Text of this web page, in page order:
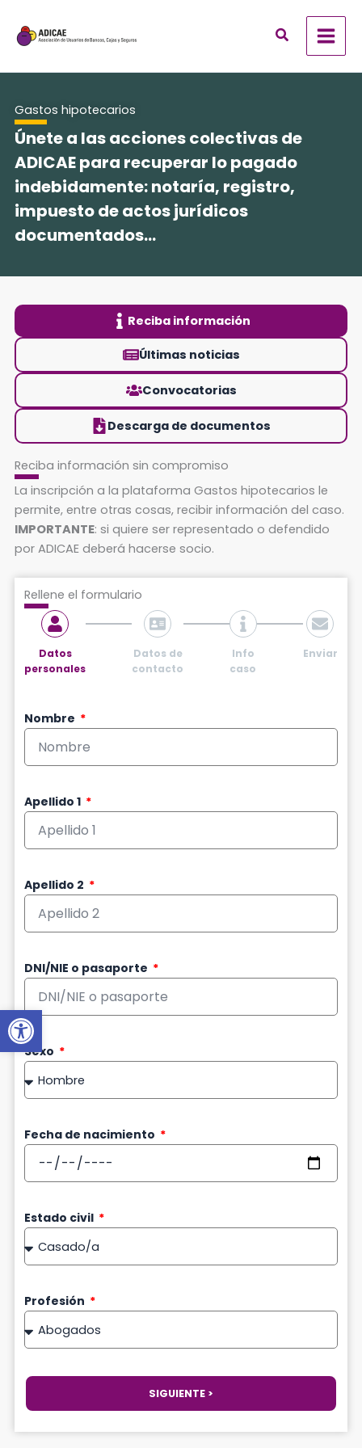
Abrir barra de herramientas
contenido
Gastos hipotecarios
Únete a las acciones colectivas de
ADICAE para recuperar lo pagado
indebidamente: notaría, registro,
impuesto de actos jurídicos
documentados...
Reciba información
Últimas noticias
Convocatorias
Descarga de documentos
Reciba información sin compromiso
La inscripción a la plataforma Gastos hipotecarios le
permite, entre otras cosas, recibir información del caso.
IMPORTANTE: si quiere ser representado o defendido
por ADICAE deberá hacerse socio.
Rellene el formulario
Datos
personales
Datos de
contacto
Info
caso
Enviar
Nombre
Apellido 1
Apellido 2
DNI/NIE o pasaporte
Sexo
Fecha de nacimiento
Estado civil
Profesión
SIGUIENTE >